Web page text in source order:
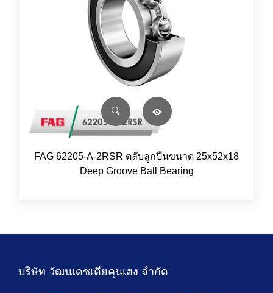
FAG 62205-A-2RSR ตลับลูกปืนขนาด 25x52x18
Deep Groove Ball Bearing
บริษัท วัฒนเดชเตียคุนเฮง จำกัด